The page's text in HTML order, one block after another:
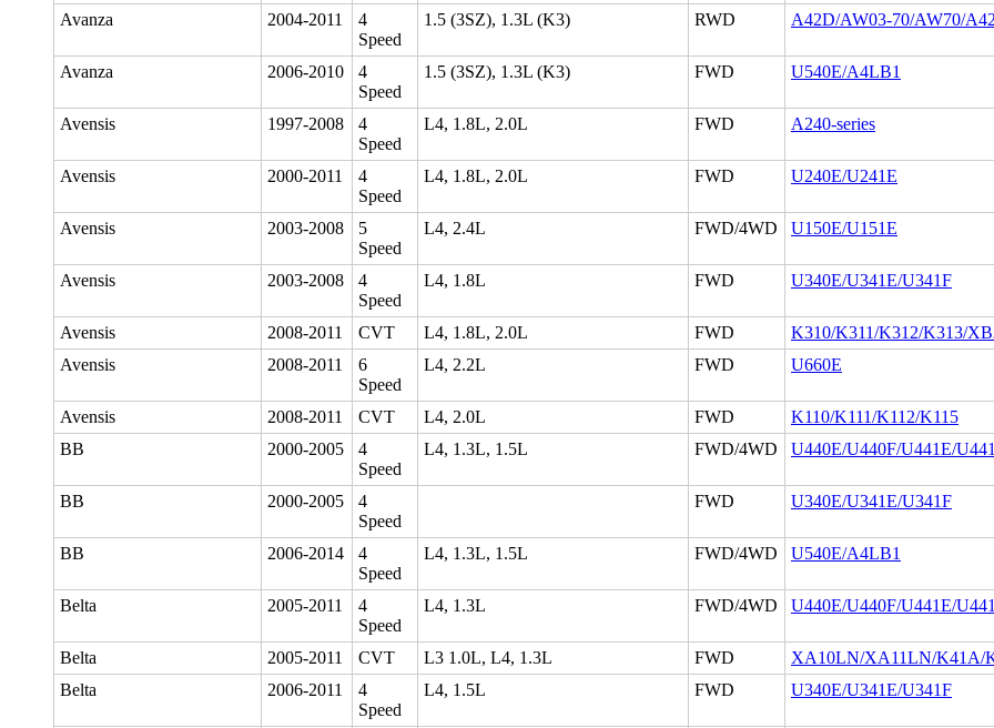
Avanza 2004-2011
4
Speed
1.5 (3SZ), 1.3L (K3) RWD A42D/AW03-70/AW70/
Avanza 2006-2010
4
Speed
1.5 (3SZ), 1.3L (K3) FWD U540E/A4LB1
Avensis 1997-2008
4
Speed
L4, 1.8L, 2.0L FWD A240-series
Avensis 2000-2011
4
Speed
L4, 1.8L, 2.0L FWD U240E/U241E
Avensis 2003-2008
5
Speed
L4, 2.4L FWD/4WD U150E/U151E
Avensis 2003-2008
4
Speed
L4, 1.8L FWD U340E/U341E/U341F
Avensis 2008-2011 CVT L4, 1.8L, 2.0L FWD
K310/K311/K312/K313/
Avensis
2008-2011
6
Speed
L4, 2.2L FWD U660E
Avensis 2008-2011 CVT L4, 2.0L FWD
K110/K111/K112/K115
BB
2000-2005
4
Speed
L4, 1.3L, 1.5L FWD/4WD U440E/U440F/U441E/
BB 2000-2005
4
Speed
FWD U340E/U341E/U341F
BB 2006-2014
4
Speed
L4, 1.3L, 1.5L FWD/4WD U540E/A4LB1
Belta 2005-2011
4
Speed
L4, 1.3L FWD/4WD U440E/U440F/U441E/
Belta 2005-2011 CVT L3 1.0L, L4, 1.3L FWD
XA10LN/XA11LN/K41A/
Belta
2006-2011
4
Speed
L4, 1.5L FWD U340E/U341E/U341F